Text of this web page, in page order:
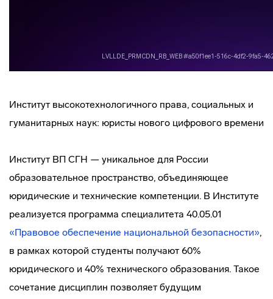
Институт высокотехнологичного права, социальных и
гуманитарных наук: юристы нового цифрового времени
Институт ВП СГН — уникальное для России
образовательное пространство, объединяющее
юридические и технические компетенции. В Институте
реализуется программа специалитета 40.05.01
«Правовое обеспечение национальной безопасности»,
в рамках которой студенты получают 60%
юридического и 40% технического образования. Такое
сочетание дисциплин позволяет будущим